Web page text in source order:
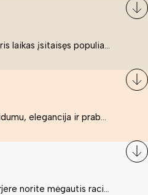
Skandinaviškas stilius jau kuris laikas įsitaisęs populiariausiųjų sąraše. Namai, butai labai dažnai įrengiami remiantis būtent šio stiliaus ypatumais. Dėl švelnių spalvų, praktiškumo ir estetikos jis masina tuos, kurie neabejingi šviesiem ar neutralių spalvų koloritui, paprastumui, funkcionalumui, natūralumui ir stilingai estetikai. Platų skandinaviškų baldų spektrą rasite „Deinavos baldų“ asortimente.
Klasikiniai baldai alsuoja solidumu, elegancija ir prabanga. Paprastai jie būna masyvūs, kuria didybės įspūdį. Neabejotinai jie bus geriausias pasirinkimas estetiškam ir rafinuotam klasikiniam namų interjerui. Kartais klasikiniai baldai traktuojami kaip senoviniai, bet tai ne tiesa – klasika yra stilius, neišsemiama elegancija ir rafinuotumas.
Jei savo namų ar biuro interjere norite mėgautis racionaliai išnaudotomis erdvėmis, funkcionalumu ir esate neabejingi tamsesniam koloritui bei praktiškiems sprendimams, tuomet industrinis stilius bus būtent tai, ko Jums reikia. O industrinio stiliaus baldus išsirinksite mūsų asortimente.